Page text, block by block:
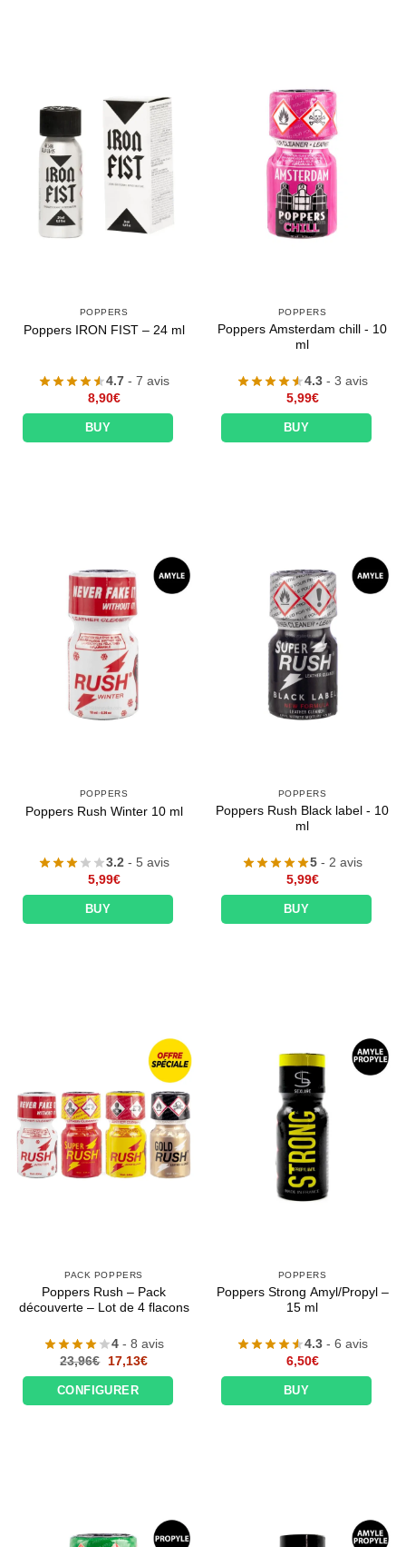
POPPERS
Poppers IRON FIST – 24 ml
4.7 - 7 avis
8,90€
BUY
POPPERS
Poppers Amsterdam chill - 10
ml
4.3 - 3 avis
5,99€
BUY
POPPERS
Poppers Rush Winter 10 ml
3.2 - 5 avis
5,99€
BUY
POPPERS
Poppers Rush Black label - 10
ml
5 - 2 avis
5,99€
BUY
PACK POPPERS
Poppers Rush – Pack
découverte – Lot de 4 flacons
4 - 8 avis
23,96€
Le
prix
initial
était :
23,96€.
17,13€Le
actuel
17,13€.
CONFIGURER
POPPERS
Poppers Strong Amyl/Propyl –
15 ml
4.3 - 6 avis
6,50€
BUY